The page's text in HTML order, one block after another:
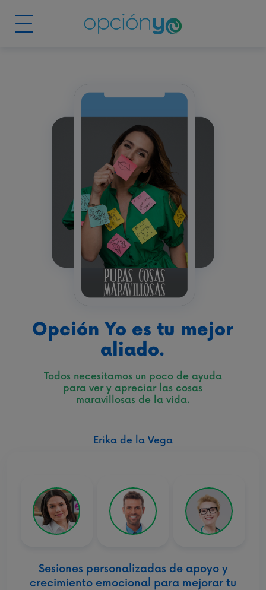
Opción Yo es tu mejor
aliado.
Todos necesitamos un poco de ayuda
para ver y apreciar las cosas
maravillosas de la vida.
Erika de la Vega
Sesiones personalizadas de apoyo y
crecimiento emocional para mejorar tu